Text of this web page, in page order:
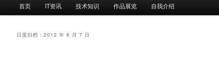
首页 IT资讯 技术知识 作品展览 自我介绍
日度归档：2012 年 6 月 7 日